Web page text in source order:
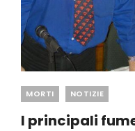
Categories
MORTI NOTIZIE
I principali